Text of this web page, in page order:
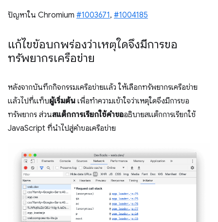
ปัญหาใน Chromium #1003671, #1004185
แก้ไขข้อบกพร่องว่าเหตุใดจึงมีการขอ
ทรัพยากรเครือข่าย
หลังจากบันทึกกิจกรรมเครือข่ายแล้ว ให้เลือกทรัพยากรเครือข่าย
แล้วไปที่แท็บผู้เริ่มต้น เพื่อทำความเข้าใจว่าเหตุใดจึงมีการขอ
ทรัพยากร ส่วนสแต็กการเรียกใช้คำขออธิบายสแต็กการเรียกใช้
JavaScript ที่นำไปสู่คำขอเครือข่าย